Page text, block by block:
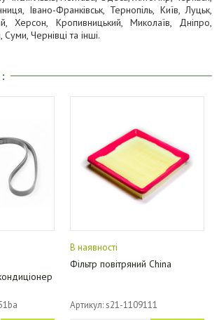
Івано-Франківськ, Тернопіль, Київ, Луцьк,
Херсон, Кропивницький, Миколаїв, Дніпро,
Чернівці та інші.
В наявності
Фільтр повітряний China
Артикул: s21-1109111